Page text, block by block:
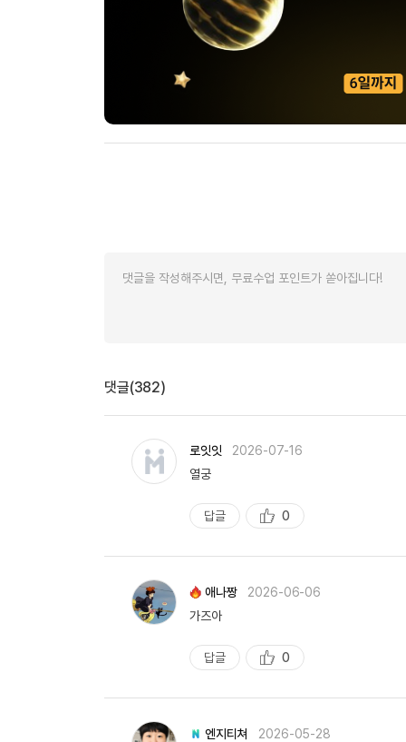
댓글(382)
로잇잇
2026-07-16
열궁
답글
추
천
0
애나짱
2026-06-06
가즈아
답글
추
천
0
엔지티쳐
2026-05-28